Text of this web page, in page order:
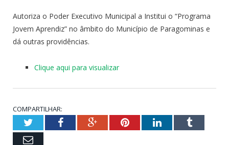
Autoriza o Poder Executivo Municipal a Institui o “Programa
Jovem Aprendiz” no âmbito do Município de Paragominas e
dá outras providências.
Clique aqui para visualizar
COMPARTILHAR:
TwitterFacebookGoogle+PinterestLinkedInTumblr
Email